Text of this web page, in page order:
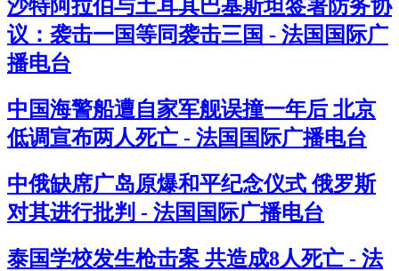
沙特阿拉伯与土耳其巴基斯坦签署防务协
议：袭击一国等同袭击三国 - 法国国际广
播电台
中国海警船遭自家军舰误撞一年后 北京
低调宣布两人死亡 - 法国国际广播电台
中俄缺席广岛原爆和平纪念仪式 俄罗斯
对其进行批判 - 法国国际广播电台
泰国学校发生枪击案 共造成8人死亡 - 法